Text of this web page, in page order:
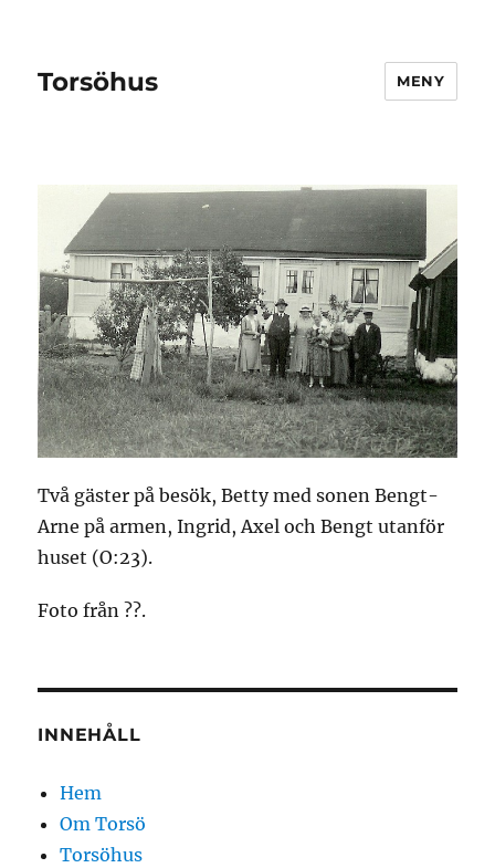
Torsöhus MENY
Två gäster på besök, Betty med sonen Bengt-
Arne på armen, Ingrid, Axel och Bengt utanför
huset (O:23).
Foto från ??.
INNEHÅLL
Hem
Om Torsö
Torsöhus